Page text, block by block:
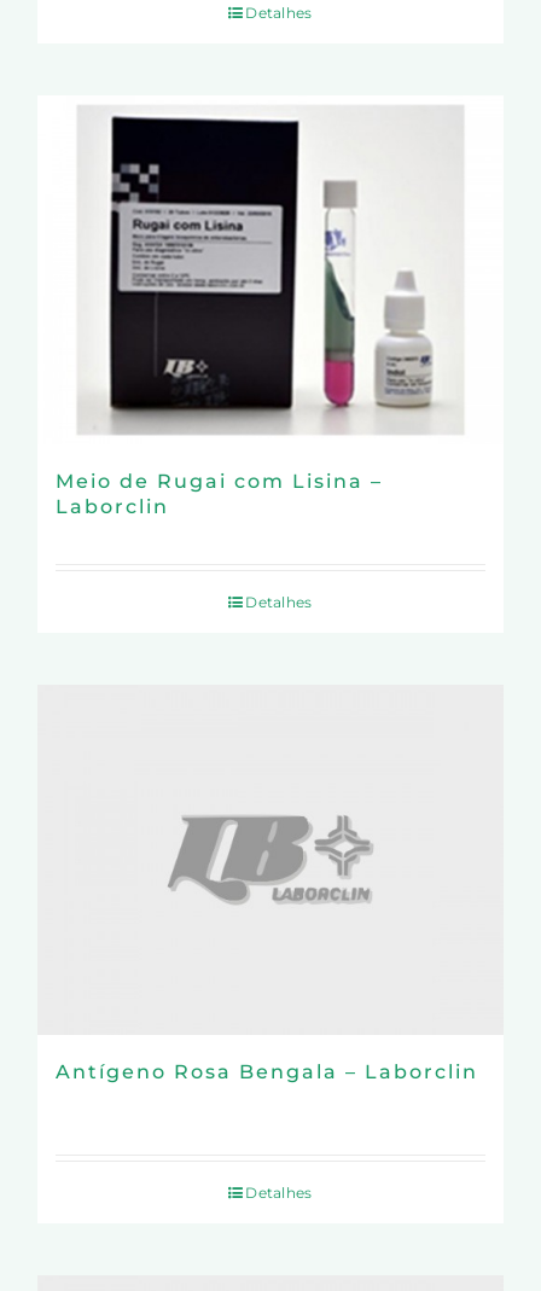
Detalhes
Meio de Rugai com Lisina –
Laborclin
Detalhes
Antígeno Rosa Bengala – Laborclin
Detalhes